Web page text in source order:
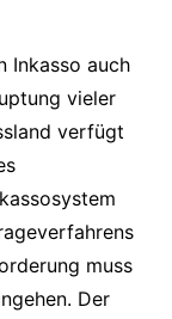
Inkasso auch
vieler
verfügt
muss
Der